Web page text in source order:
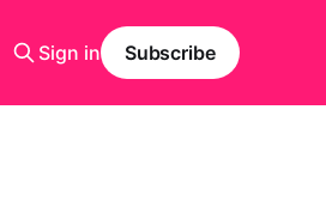
Sign in Subscribe